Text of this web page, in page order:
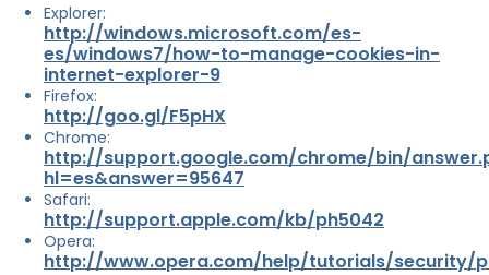
Explorer:
http://windows.microsoft.com/es-
es/windows7/how-to-manage-cookies-in-
internet-explorer-9
Firefox:
http://goo.gl/F5pHX
Chrome:
http://support.google.com/chrome/bin/
hl=es&answer=95647
Safari:
http://support.apple.com/kb/ph5042
Opera:
http://www.opera.com/help/tutorials/security/